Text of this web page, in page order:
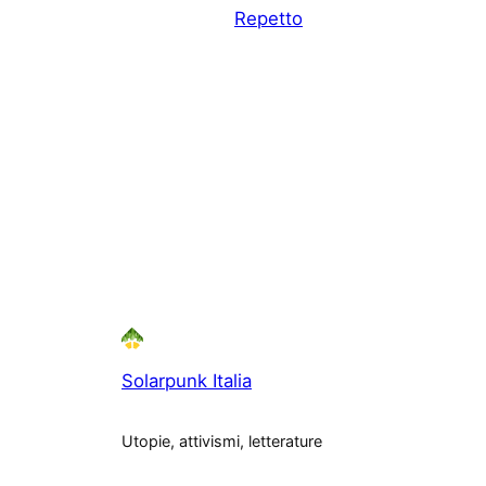
Repetto
Solarpunk Italia
Utopie, attivismi, letterature